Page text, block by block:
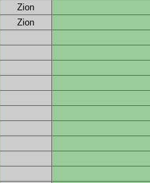
Zion
Zion